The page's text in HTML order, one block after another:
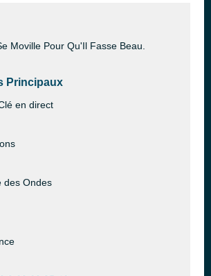
Moville Pour Qu'Il Fasse Beau.
Principaux
en direct
des Ondes